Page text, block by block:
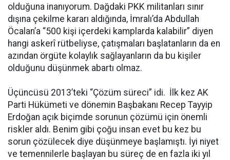
olduğuna inanıyorum. Dağdaki PKK militanları sınır
dışına çekilme kararı aldığında, İmralı’da Abdullah
Öcalan’a “500 kişi içerdeki kamplarda kalabilir” diyen
hangi askerî rütbeliyse, çatışmaları başlatanların da en
azından örgüte kolaylık sağlayanların da bu kişiler
olduğunu düşünmek abartı olmaz.
Üçüncüsü 2013’teki “Çözüm süreci” idi. İlk kez AK
Parti Hükümeti ve dönemin Başbakanı Recep Tayyip
Erdoğan açık biçimde sorunun çözümü için önemli
riskler aldı. Benim gibi çoğu insan evet bu kez bu
sorun çözülecek diye düşünmeye başlamıştı. İyi niyet
ve temennilerle başlayan bu süreç de en fazla iki yıl